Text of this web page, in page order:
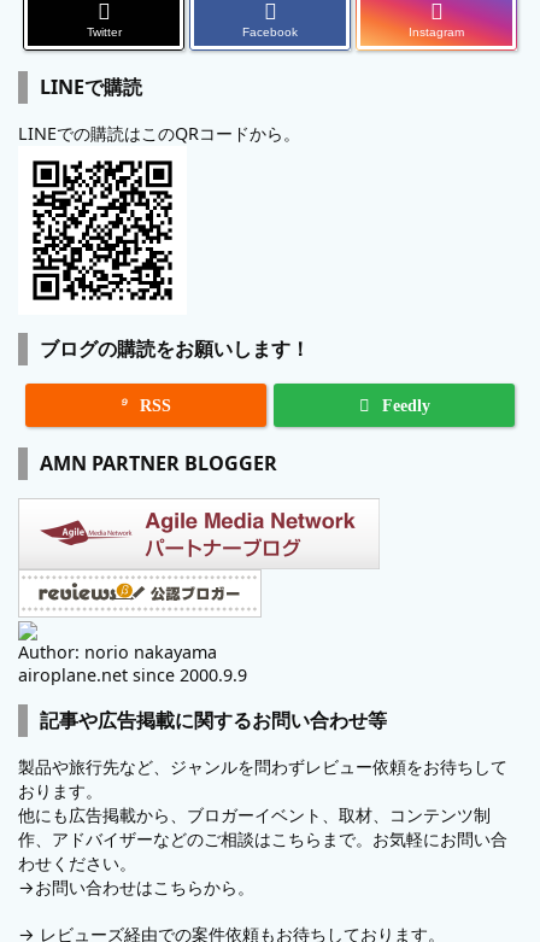
Twitter Facebook Instagram
LINEで購読
LINEでの購読はこのQRコードから。
ブログの購読をお願いします！
 RSS Feedly
AMN PARTNER BLOGGER
Author: norio nakayama
airoplane.net since 2000.9.9
記事や広告掲載に関するお問い合わせ等
製品や旅行先など、ジャンルを問わずレビュー依頼をお待ちして
おります。
他にも広告掲載から、ブロガーイベント、取材、コンテンツ制
作、アドバイザーなどのご相談はこちらまで。お気軽にお問い合
わせください。
→お問い合わせはこちらから。
→ レビューズ経由での案件依頼もお待ちしております。